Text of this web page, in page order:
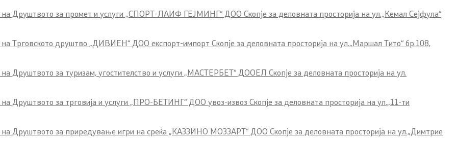
in the Public
Друштвото за промет и услуги „СПОРТ-ЛАИФ ГЕЈМИНГ“ ДОО Скопје за деловната просторија на ул.„Кемал Сејфула“
Трговското друштво „ДИВИЕН“ ДОО експорт-импорт Скопје за деловната просторија на ул.„Маршал Тито“ бр.108,
Друштвото за туризам, угостителство и услуги „МАСТЕРБЕТ“ ДООЕЛ Скопје за деловната просторија на ул.
Друштвото за трговија и услуги „ПРО-БЕТИНГ“ ДОО увоз-извоз Скопје за деловната просторија на ул.„11-ти
Друштвото за приредување игри на среќа „КАЗЗИНО МОЗЗАРТ“ ДОО Скопје за деловната просторија на ул.„Димтрие